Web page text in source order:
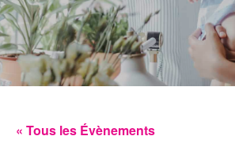
« Tous les Évènements